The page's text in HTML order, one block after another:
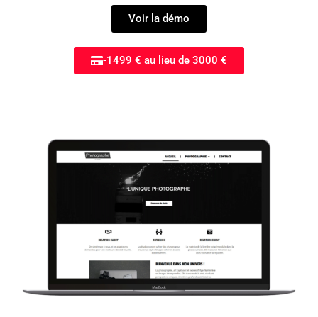
Voir la démo
-1499 € au lieu de 3000 €